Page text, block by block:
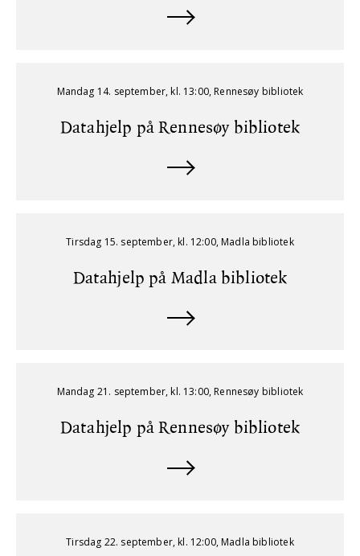
Mandag 14. september, kl. 13:00, Rennesøy bibliotek
Datahjelp på Rennesøy bibliotek
Tirsdag 15. september, kl. 12:00, Madla bibliotek
Datahjelp på Madla bibliotek
Mandag 21. september, kl. 13:00, Rennesøy bibliotek
Datahjelp på Rennesøy bibliotek
Tirsdag 22. september, kl. 12:00, Madla bibliotek